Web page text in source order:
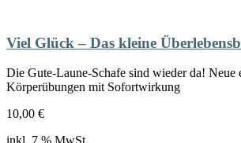
Viel Glück – Das kleine
Die Gute-Laune-Schafe sind wieder da! Neue
Körperübungen mit Sofortwirkung
10,00 €